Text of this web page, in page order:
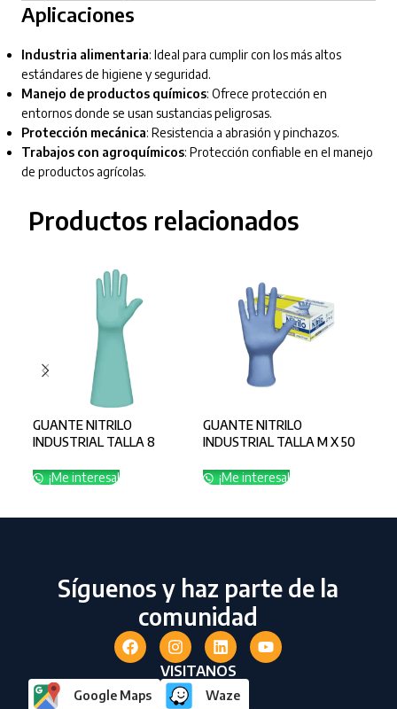
Aplicaciones
Industria alimentaria: Ideal para cumplir con los más altos
estándares de higiene y seguridad.
Manejo de productos químicos: Ofrece protección en
entornos donde se usan sustancias peligrosas.
Protección mecánica: Resistencia a abrasión y pinchazos.
Trabajos con agroquímicos: Protección confiable en el manejo
de productos agrícolas.
Productos relacionados
GUANTE NITRILO
INDUSTRIAL TALLA 8
¡Me interesa!
GUANTE NITRILO
INDUSTRIAL TALLA M X 50
¡Me interesa!
Síguenos y haz parte de la
comunidad
VISITANOS
Google Maps Waze